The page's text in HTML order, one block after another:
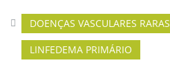
DOENÇAS VASCULARES RARAS
LINFEDEMA PRIMÁRIO